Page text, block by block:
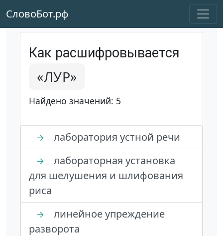
СловоБот.рф
Как расшифровывается
«ЛУР»
Найдено значений: 5
→ лаборатория устной речи
→
лабораторная установка
для шелушения и шлифования
риса
→
линейное упреждение
разворота